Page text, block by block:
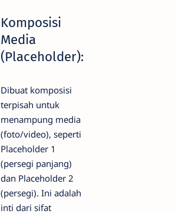
Komposisi
Media
(Placeholder):
Dibuat komposisi
terpisah untuk
menampung media
(foto/video), seperti
Placeholder 1
(persegi panjang)
dan Placeholder 2
(persegi). Ini adalah
inti dari sifat